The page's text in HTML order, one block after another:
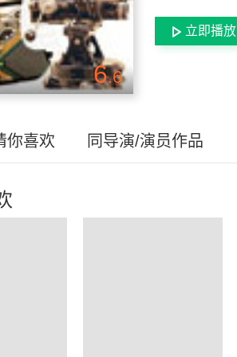
6.6
立即播放
你喜欢 同导演/演员作品